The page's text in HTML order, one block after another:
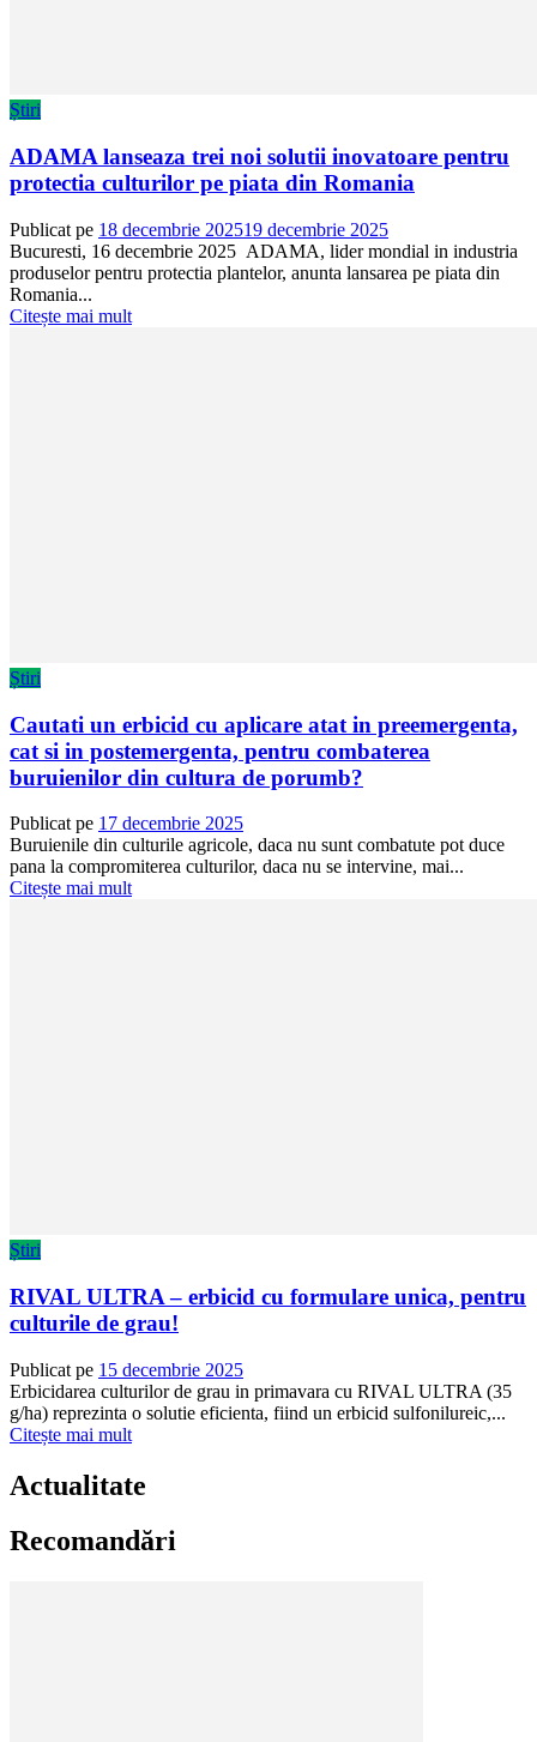
Știri
ADAMA lanseaza trei noi solutii inovatoare pentru
protectia culturilor pe piata din Romania
Publicat pe 18 decembrie 202519 decembrie 2025
Bucuresti, 16 decembrie 2025 ADAMA, lider mondial in industria
produselor pentru protectia plantelor, anunta lansarea pe piata din
Romania...
Citește mai mult
Știri
Cautati un erbicid cu aplicare atat in preemergenta,
cat si in postemergenta, pentru combaterea
buruienilor din cultura de porumb?
Publicat pe 17 decembrie 2025
Buruienile din culturile agricole, daca nu sunt combatute pot duce
pana la compromiterea culturilor, daca nu se intervine, mai...
Citește mai mult
Știri
RIVAL ULTRA – erbicid cu formulare unica, pentru
culturile de grau!
Publicat pe 15 decembrie 2025
Erbicidarea culturilor de grau in primavara cu RIVAL ULTRA (35
g/ha) reprezinta o solutie eficienta, fiind un erbicid sulfonilureic,...
Citește mai mult
Actualitate
Recomandări